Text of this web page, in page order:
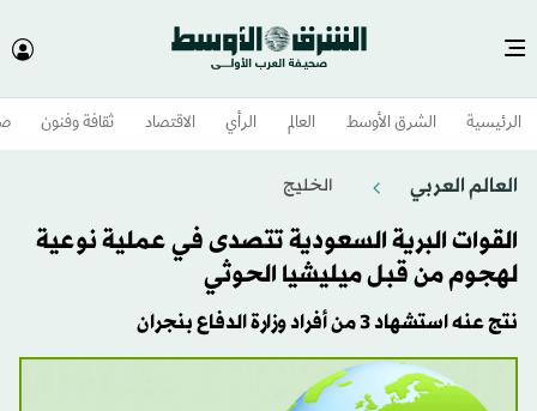
الرئيسية الشرق الأوسط​ العالم الرأي الاقتصاد ثقافة وفنون
العالم العربي الخليج
القوات البرية السعودية تتصدى في عملية نوعية
لهجوم من قبل ميليشيا الحوثي
نتج عنه استشهاد 3 من أفراد وزارة الدفاع بنجران